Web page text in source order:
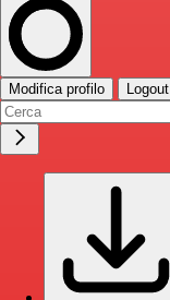
Modifica profilo Logout